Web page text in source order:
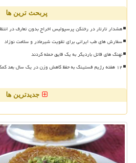
پربحث ترین ها
هشدار تارتار در رختکن پرسپولیس اخراج بدون تعارف در
سفارش های طب ایرانی برای تقویت شیرمادر و سلامت نوزاد
نهنگ های قاتل باردیگر به یک قایق حمله کردند
۱۲ هفته رژیم فستینگ به حفظ کاهش وزن در یک سال بعد کمک نماید
جدیدترین ها